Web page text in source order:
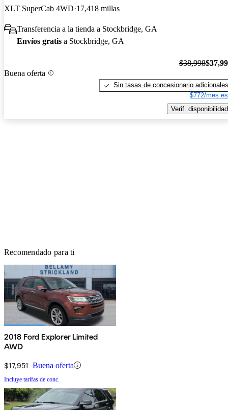
XLT SuperCab 4WD 17,418 millas
Transferencia a la tienda a Stockbridge, GA
Envíos gratis a Stockbridge, GA
Buena oferta
$38,998
Sin tasas de concesionario adicionales
$772/mes
Verif. disponibilidad
Recomendado para ti
2018 Ford Explorer Limited
AWD
$17,951 Buena oferta
Incluye tarifas de conc.